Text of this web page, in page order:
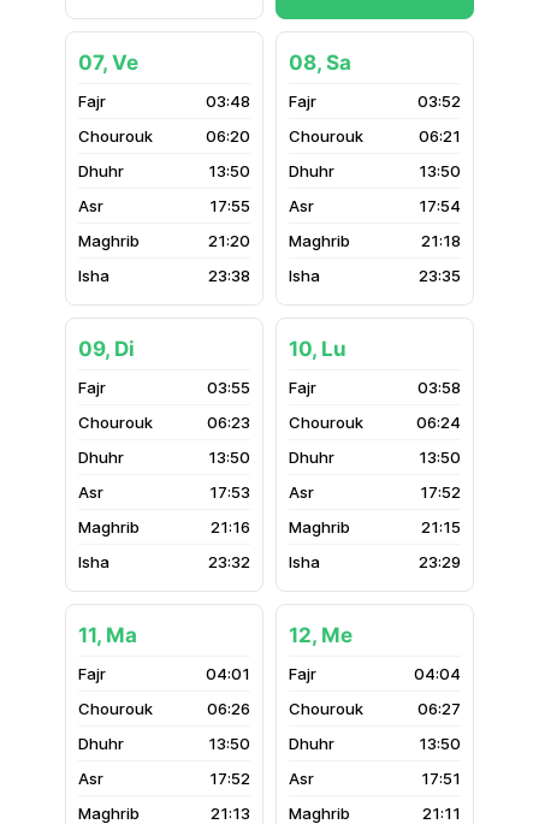
07, Ve
03:48
06:20
13:50
17:55
21:20
23:38
08, Sa
03:52
06:21
13:50
17:54
21:18
23:35
09, Di
03:55
06:23
13:50
17:53
21:16
23:32
10, Lu
03:58
06:24
13:50
17:52
21:15
23:29
11, Ma
04:01
06:26
13:50
17:52
21:13
12, Me
04:04
06:27
13:50
17:51
21:11